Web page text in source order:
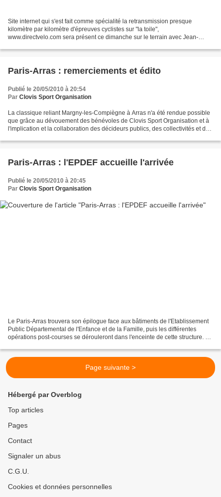
Site internet qui s'est fait comme spécialité la retransmission presque
kilomètre par kilomètre d'épreuves cyclistes sur "la toile",
www.directvelo.com sera présent ce dimanche sur le terrain avec Jean-
Paris-Arras : remerciements et édito
Publié le 20/05/2010 à 20:54
Par Clovis Sport Organisation
La classique reliant Margny-les-Compiègne à Arras n'a été rendue possible
que grâce au dévouement des bénévoles de Clovis Sport Organisation et à
l'implication et la collaboration des décideurs publics, des collectivités et de
Paris-Arras : l'EPDEF accueille l'arrivée
Publié le 20/05/2010 à 20:45
Par Clovis Sport Organisation
Le Paris-Arras trouvera son épilogue face aux bâtiments de l'Etablissement
Public Départemental de l'Enfance et de la Famille, puis les différentes
opérations post-courses se dérouleront dans l'enceinte de cette structure. Le
Page suivante >
Hébergé par Overblog
Top articles
Pages
Contact
Signaler un abus
C.G.U.
Cookies et données personnelles